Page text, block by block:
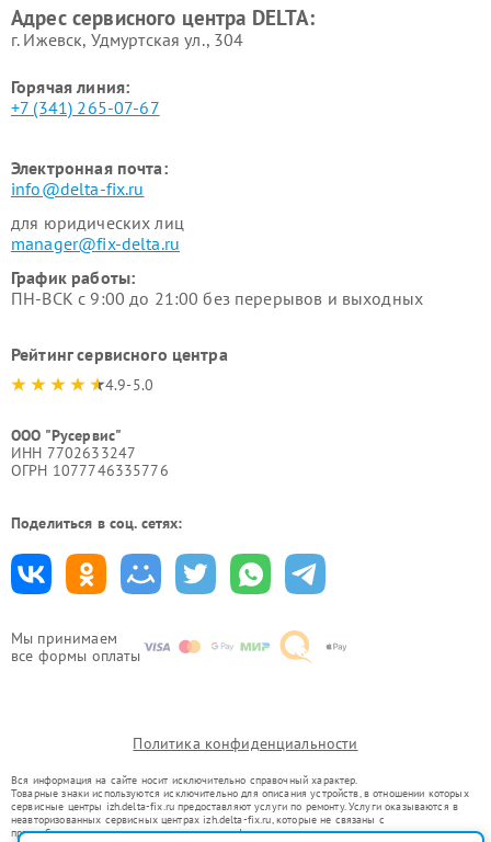
Мы принимаем
все формы оплаты
Адрес сервисного центра DELTA:
г. Ижевск, Удмуртская ул., 304
Горячая линия:
+7 (341) 265-07-67
Электронная почта:
info@delta-fix.ru
для юридических лиц
manager@fix-delta.ru
График работы:
ПН-ВСК с 9:00 до 21:00 без перерывов и выходных
Рейтинг сервисного центра
4.9-5.0
ООО "Русервис"
ИНН 7702633247
ОГРН 1077746335776
Поделиться в соц. сетях:
Политика конфиденциальности
Вся информация на сайте носит исключительно справочный характер.
Товарные знаки используются исключительно для описания устройств, в отношении которых
сервисные центры izh.delta-fix.ru предоставляют услуги по ремонту. Услуги оказываются в
неавторизованных сервисных центрах izh.delta-fix.ru, которые не связаны с
правообладателями товарных знаков или их официальными представителями.